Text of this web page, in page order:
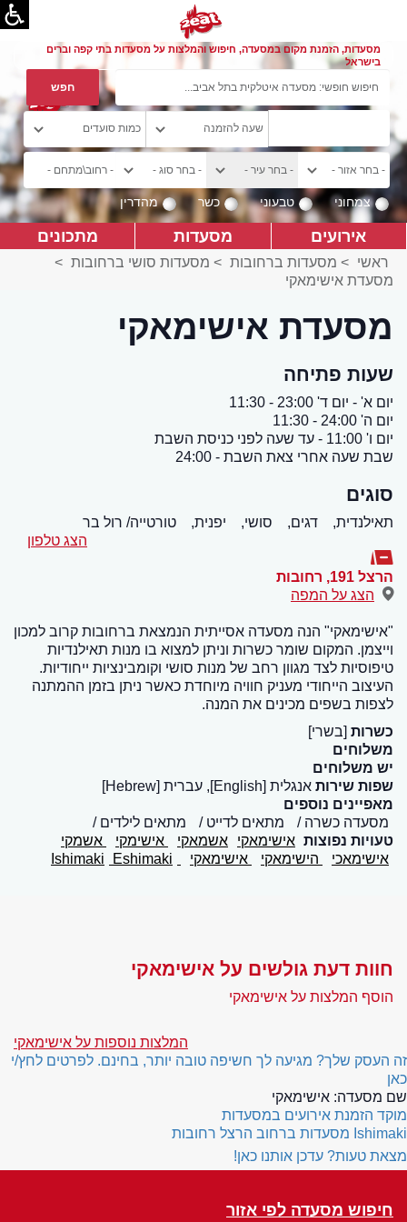
מסעדות, הזמנת מקום במסעדה, חיפוש והמלצות על מסעדות בתי קפה וברים
בישראל
צמחוני טבעוני כשר מהדרין
אירועים מסעדות מתכונים
ראשי > מסעדות ברחובות > מסעדות סושי ברחובות >
מסעדת אישימאקי
מסעדת אישימאקי
שעות פתיחה
יום א' - יום ד' 23:00 - 11:30
יום ה' 24:00 - 11:30
יום ו' 11:00 - עד שעה לפני כניסת השבת
שבת שעה אחרי צאת השבת - 24:00
סוגים
תאילנדית, דגים, סושי, יפנית,
טורטייה/ רול בר
הצג טלפון
הרצל 191 , רחובות
הצג על המפה
"אישימאקי" הנה מסעדה אסייתית הנמצאת ברחובות קרוב למכון
וייצמן. המקום שומר כשרות וניתן למצוא בו מנות תאילנדיות
טיפוסיות לצד מגוון רחב של מנות סושי וקומבינציות ייחודיות.
העיצוב הייחודי מעניק חוויה מיוחדת כאשר ניתן בזמן ההמתנה
לצפות בשפים מכינים את המנה.
כשרות [בשרי]
משלוחים
יש משלוחים
שפות שירות אנגלית [English], עברית [Hebrew]
מאפיינים נוספים
מסעדה כשרה
מתאים לדייט
מתאים לילדים
טעויות נפוצות אישימאקי אשמאקי אישימקי
אשמקי
אישימאכי
הישימאקי אישימאקי Eshimaki
חוות דעת גולשים על אישימאקי
הוסף המלצות על אישימאקי
המלצות נוספות על אישימאקי
זה העסק שלך? מגיעה לך חשיפה טובה יותר, בחינם. לפרטים לחץ/י
כאן
שם מסעדה: אישימאקי
מוקד הזמנת אירועים במסעדות
Ishimaki מסעדות ברחוב הרצל רחובות
מצאת טעות? עדכן אותנו כאן!
חיפוש מסעדה לפי אזור